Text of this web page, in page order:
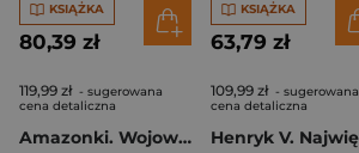
KSIĄŻKA
80,39 zł
119,99 zł - sugerowana
cena detaliczna
Amazonki. Wojowniczki starożytnego świata
KSIĄŻKA
63,79 zł
109,99 zł - sugerowana
cena detaliczna